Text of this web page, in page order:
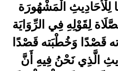
لِلْأَحَادِيثِ الْمَشْهُورَة
لِقَوْلِهِ فِي الرِّوَايَة
قَصْدًا وَخُطْبَته قَصْدًا
الَّذِي نَحْنُ فِيهِ أَنَّ